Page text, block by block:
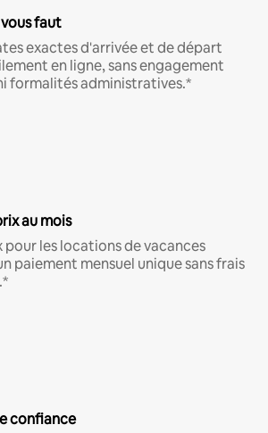
faut
exactes d'arrivée et de départ
en ligne, sans engagement
formalités administratives.*
au mois
pour les locations de vacances
paiement mensuel unique sans frais
confiance